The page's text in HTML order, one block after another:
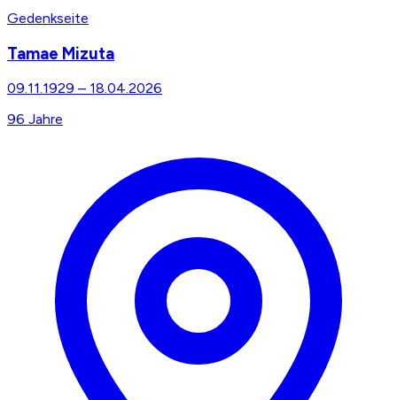
Gedenkseite
Tamae Mizuta
09.11.1929 – 18.04.2026
96 Jahre